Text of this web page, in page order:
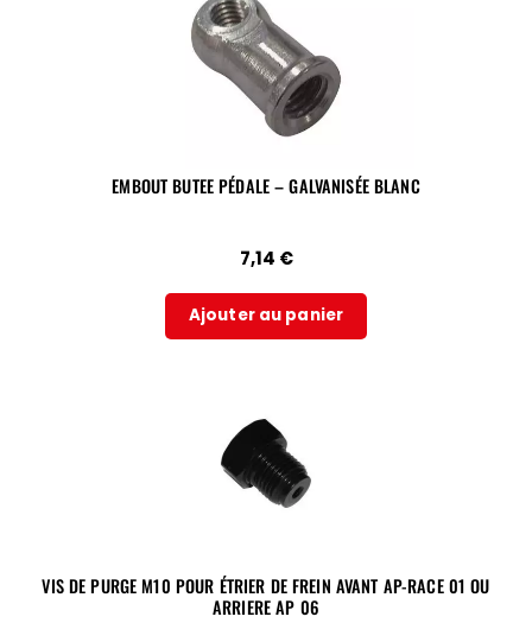
EMBOUT BUTEE PÉDALE – GALVANISÉE BLANC
7,14 €
Ajouter au panier
VIS DE PURGE M10 POUR ÉTRIER DE FREIN AVANT AP-RACE 01 OU
ARRIERE AP 06